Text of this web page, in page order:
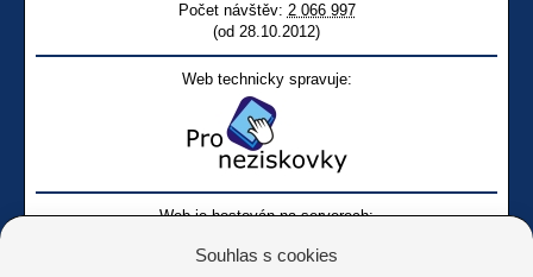
Počet návštěv: 2 066 997
(od 28.10.2012)
Web technicky spravuje:
Web je hostován na serverech:
Souhlas s cookies